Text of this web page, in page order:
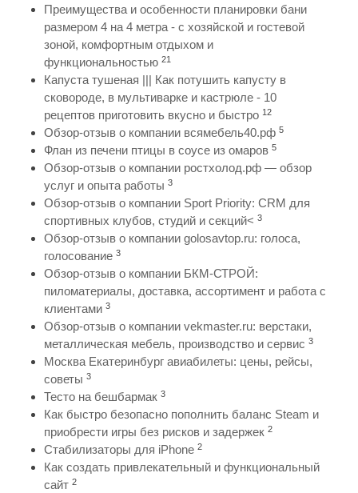
Преимущества и особенности планировки бани
размером 4 на 4 метра - с хозяйской и гостевой
зоной, комфортным отдыхом и
функциональностью 21
Капуста тушеная ||| Как потушить капусту в
сковороде, в мультиварке и кастрюле - 10
рецептов приготовить вкусно и быстро 12
Обзор-отзыв о компании всямебель40.рф 5
Флан из печени птицы в соусе из омаров 5
Обзор-отзыв о компании ростхолод.рф — обзор
услуг и опыта работы 3
Обзор-отзыв о компании Sport Priority: CRM для
спортивных клубов, студий и секций< 3
Обзор-отзыв о компании golosavtop.ru: голоса,
голосование 3
Обзор-отзыв о компании БКМ-СТРОЙ:
пиломатериалы, доставка, ассортимент и работа с
клиентами 3
Обзор-отзыв о компании vekmaster.ru: верстаки,
металлическая мебель, производство и сервис 3
Москва Екатеринбург авиабилеты: цены, рейсы,
советы 3
Тесто на бешбармак 3
Как быстро безопасно пополнить баланс Steam и
приобрести игры без рисков и задержек 2
Стабилизаторы для iPhone 2
Как создать привлекательный и функциональный
сайт 2